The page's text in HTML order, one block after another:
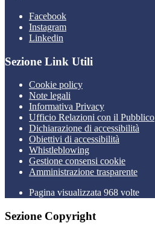
Facebook
Instagram
Linkedin
Sezione Link Utili
Cookie policy
Note legali
Informativa Privacy
Ufficio Relazioni con il Pubblico
Dichiarazione di accessibilità
Obiettivi di accessibilità
Whistleblowing
Gestione consensi cookie
Amministrazione trasparente
Pagina visualizzata 968 volte
Sezione Copyright